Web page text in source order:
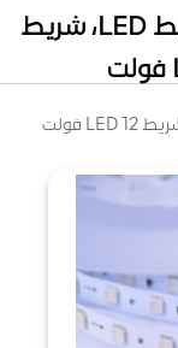
نتيجة البحث عن المنتج-شريط LED، شريط